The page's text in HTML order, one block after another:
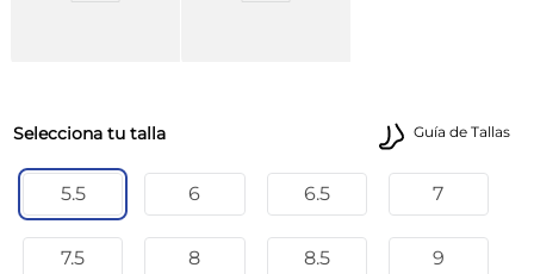
Guía de Tallas
talla
5.5 6 6.5 7
7.5 8 8.5 9